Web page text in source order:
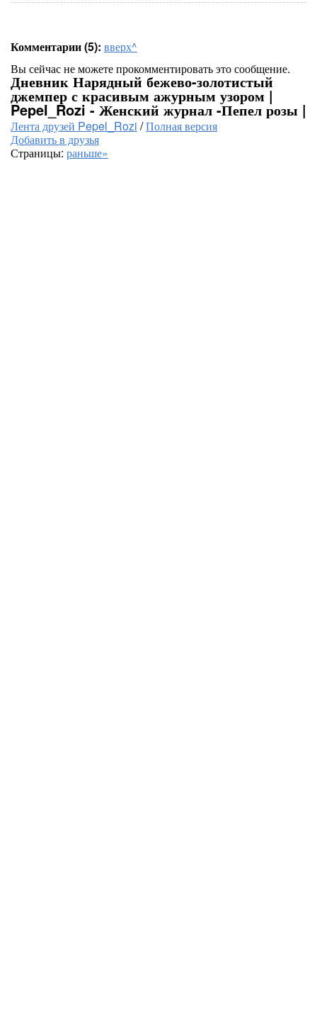
Комментарии (5): вверх^
Вы сейчас не можете прокомментировать это сообщение.
Дневник Нарядный бежево-золотистый
джемпер с красивым ажурным узором |
Pepel_Rozi - Женский журнал -Пепел розы |
Лента друзей Pepel_Rozi /Полная версия
Добавить в друзья
Страницы: раньше»